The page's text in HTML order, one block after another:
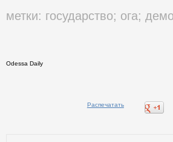
метки: государство; ога;
Odessa Daily
Распечатать